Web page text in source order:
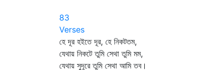
83
Verses
হে দূর হইতে দূর, হে নিকটতম,
যেথায় নিকটে তুমি সেথা তুমি মম,
যেথায় সুদূরে তুমি সেথা আমি তব।